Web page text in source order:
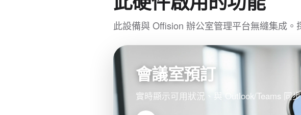
此設備與 Offision 辦公室管理平台無縫集成
會議室預訂
實時顯示可用狀況、與 Outlook/Teams 同